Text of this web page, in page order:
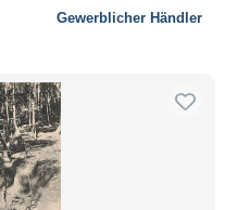
Gewerblicher Händler